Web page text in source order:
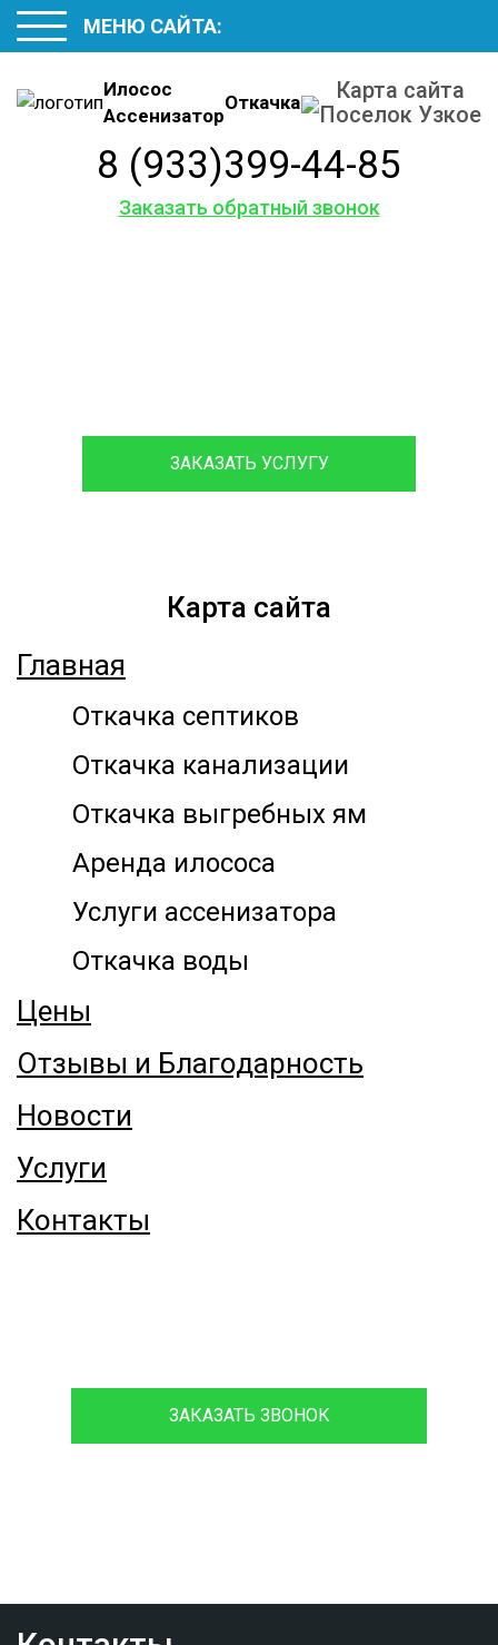
Илосос
Ассенизатор
Откачка
Карта сайта
Поселок Узкое
8 (933)399-44-85
Заказать обратный звонок
МЕНЮ САЙТА:
ЗАКАЗАТЬ УСЛУГУ
Карта сайта
Главная
Откачка септиков
Откачка канализации
Откачка выгребных ям
Аренда илососа
Услуги ассенизатора
Откачка воды
Цены
Отзывы и Благодарность
Новости
Услуги
Контакты
ЗАКАЗАТЬ ЗВОНОК